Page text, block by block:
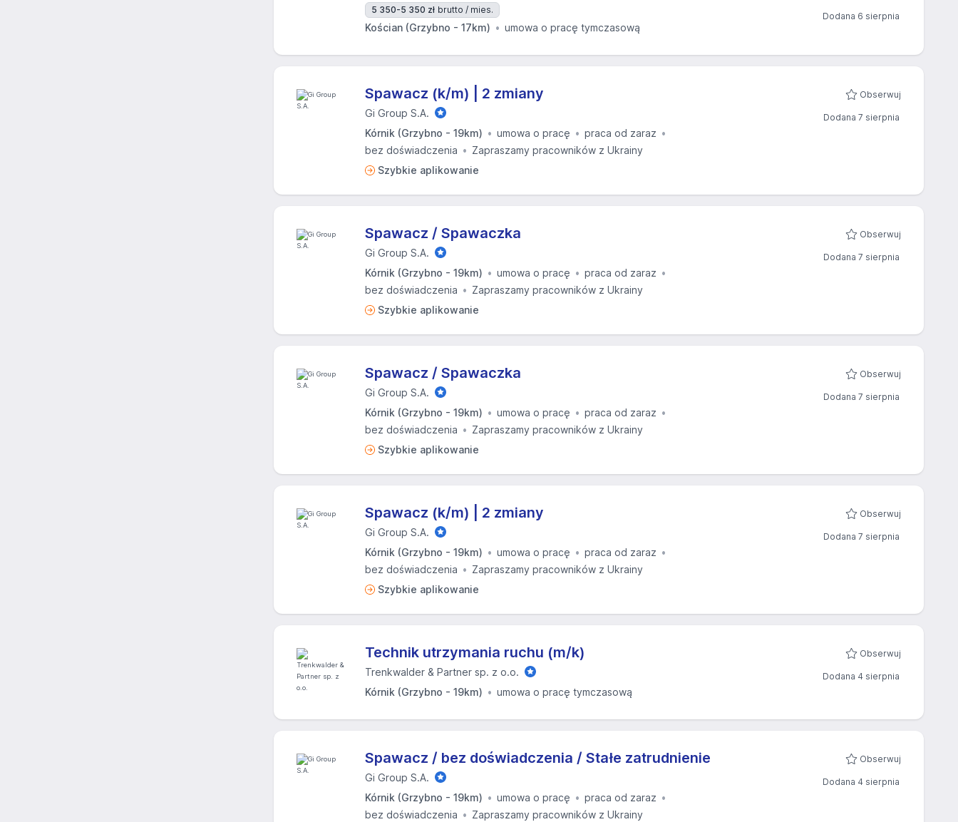
5 350-5 350 zł brutto / mies.
Kościan (Grzybno - 17km) umowa o pracę tymczasową
Dodana 6 sierpnia
Spawacz (k/m) | 2 zmiany
Gi Group S.A.
Kórnik (Grzybno - 19km)
umowa o pracę
praca od zaraz
bez doświadczenia
Zapraszamy pracowników z Ukrainy
Szybkie aplikowanie
Obserwuj
Dodana 7 sierpnia
Spawacz / Spawaczka
Gi Group S.A.
Kórnik (Grzybno - 19km)
umowa o pracę
praca od zaraz
bez doświadczenia
Zapraszamy pracowników z Ukrainy
Szybkie aplikowanie
Obserwuj
Dodana 7 sierpnia
Spawacz / Spawaczka
Gi Group S.A.
Kórnik (Grzybno - 19km)
umowa o pracę
praca od zaraz
bez doświadczenia
Zapraszamy pracowników z Ukrainy
Szybkie aplikowanie
Obserwuj
Dodana 7 sierpnia
Spawacz (k/m) | 2 zmiany
Gi Group S.A.
Kórnik (Grzybno - 19km)
umowa o pracę
praca od zaraz
bez doświadczenia
Zapraszamy pracowników z Ukrainy
Szybkie aplikowanie
Obserwuj
Dodana 7 sierpnia
Technik utrzymania ruchu (m/k)
Trenkwalder & Partner sp. z o.o.
Kórnik (Grzybno - 19km)
umowa o pracę tymczasową
Obserwuj
Dodana 4 sierpnia
Spawacz / bez doświadczenia / Stałe zatrudnienie
Gi Group S.A.
Kórnik (Grzybno - 19km)
umowa o pracę
praca od zaraz
bez doświadczenia
Zapraszamy pracowników z Ukrainy
Obserwuj
Dodana 4 sierpnia